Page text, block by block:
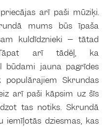
arī paši mūziķi.
mums būs īpaša
kuldīdznieki – tātad
Tāpat arī tādēļ, ka
būdami jauna pagrīdes
Skrundas
arī paši kāpsim uz šīs
tas notiks. Skrundā
iemīļotās dziesmas, kas